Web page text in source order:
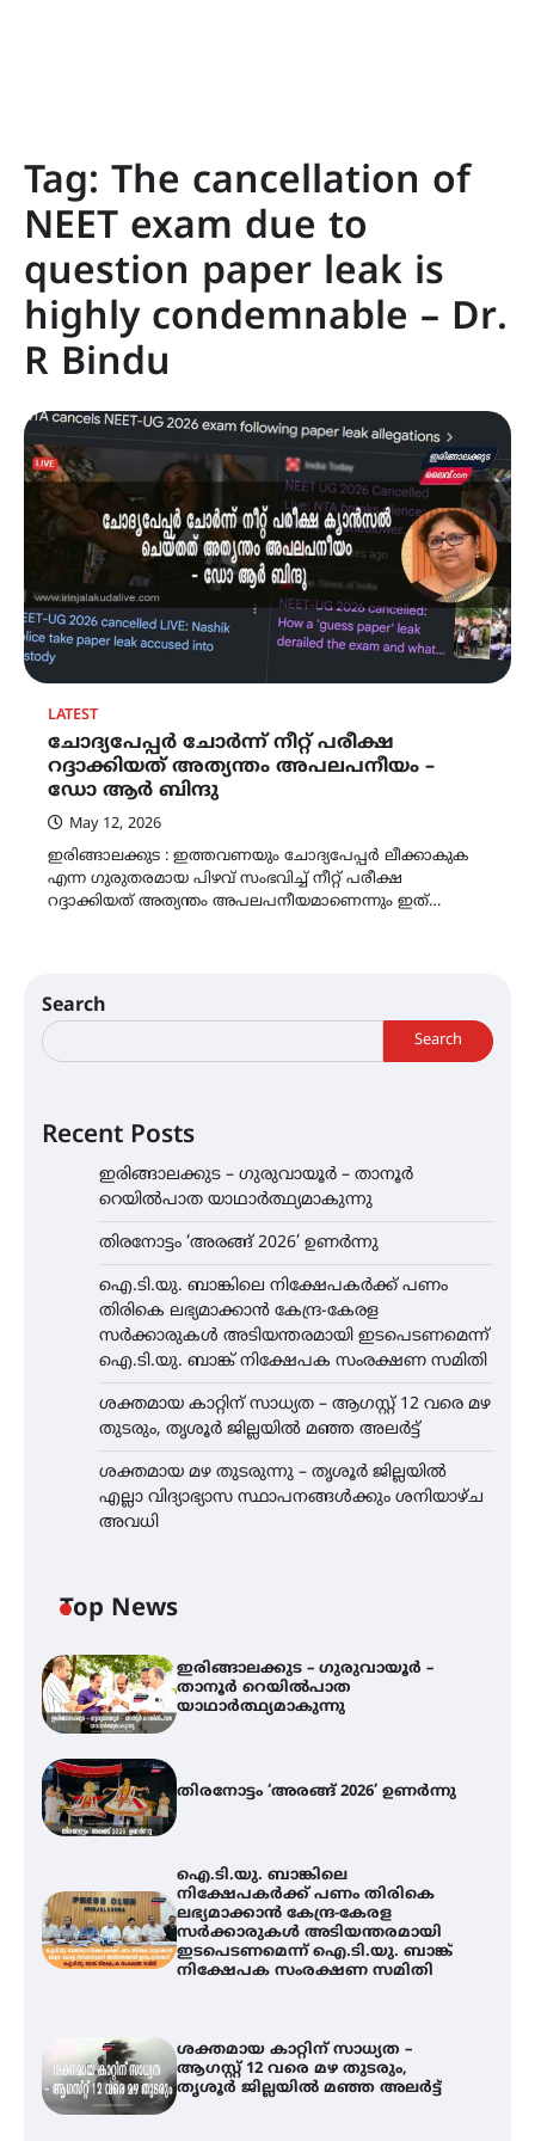
Tag: The cancellation of
NEET exam due to
question paper leak is
highly condemnable – Dr.
R Bindu
LATEST
ചോദ്യപേപ്പർ ചോർന്ന് നീറ്റ് പരീക്ഷ
റദ്ദാക്കിയത് അത്യന്തം അപലപനീയം –
ഡോ ആർ ബിന്ദു
May 12, 2026
ഇരിങ്ങാലക്കുട : ഇത്തവണയും ചോദ്യപേപ്പർ ലീക്കാകുക
എന്ന ഗുരുതരമായ പിഴവ് സംഭവിച്ച് നീറ്റ് പരീക്ഷ
റദ്ദാക്കിയത് അത്യന്തം അപലപനീയമാണെന്നും ഇത്…
Search
Search
Recent Posts
ഇരിങ്ങാലക്കുട – ഗുരുവായൂർ – താനൂർ
റെയിൽപാത യാഥാർത്ഥ്യമാകുന്നു
തിരനോട്ടം ‘അരങ്ങ് 2026’ ഉണർന്നു
ഐ.ടി.യു. ബാങ്കിലെ നിക്ഷേപകർക്ക് പണം
തിരികെ ലഭ്യമാക്കാൻ കേന്ദ്ര-കേരള
സർക്കാരുകൾ അടിയന്തരമായി ഇടപെടണമെന്ന്
ഐ.ടി.യു. ബാങ്ക് നിക്ഷേപക സംരക്ഷണ സമിതി
ശക്തമായ കാറ്റിന് സാധ്യത – ആഗസ്റ്റ് 12 വരെ മഴ
തുടരും, തൃശൂർ ജില്ലയിൽ മഞ്ഞ അലർട്ട്
ശക്തമായ മഴ തുടരുന്നു – തൃശൂർ ജില്ലയിൽ
എല്ലാ വിദ്യാഭ്യാസ സ്ഥാപനങ്ങൾക്കും ശനിയാഴ്ച
അവധി
Top News
ഇരിങ്ങാലക്കുട – ഗുരുവായൂർ –
താനൂർ റെയിൽപാത
യാഥാർത്ഥ്യമാകുന്നു
തിരനോട്ടം ‘അരങ്ങ് 2026’ ഉണർന്നു
ഐ.ടി.യു. ബാങ്കിലെ
നിക്ഷേപകർക്ക് പണം തിരികെ
ലഭ്യമാക്കാൻ കേന്ദ്ര-കേരള
സർക്കാരുകൾ അടിയന്തരമായി
ഇടപെടണമെന്ന് ഐ.ടി.യു. ബാങ്ക്
നിക്ഷേപക സംരക്ഷണ സമിതി
ശക്തമായ കാറ്റിന് സാധ്യത –
ആഗസ്റ്റ് 12 വരെ മഴ തുടരും,
തൃശൂർ ജില്ലയിൽ മഞ്ഞ അലർട്ട്